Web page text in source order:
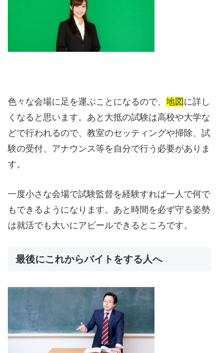
色々な会場に足を運ぶことになるので、 地図 に詳し
くなると思います。あと大抵の試験は高校や大学な
どで行われるので、教室のセッティングや掃除、試
験の受付、アナウンス等を自分で行う必要がありま
す。
一度小さな会場で試験監督を経験すれば一人で何で
もできるようになります。あと時間を必ず守る姿勢
は就活でも大いにアピールできるところです。
最後にこれからバイトをする人へ